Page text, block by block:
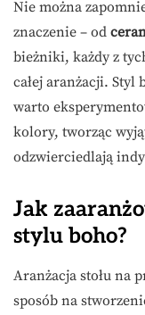
Nie można
znaczenie – od
bieżniki, każdy z
całej aranżacji. Styl
warto
kolory, tworząc
odzwierciedlają
Jak
stylu boho?
Aranżacja stołu na
sposób na